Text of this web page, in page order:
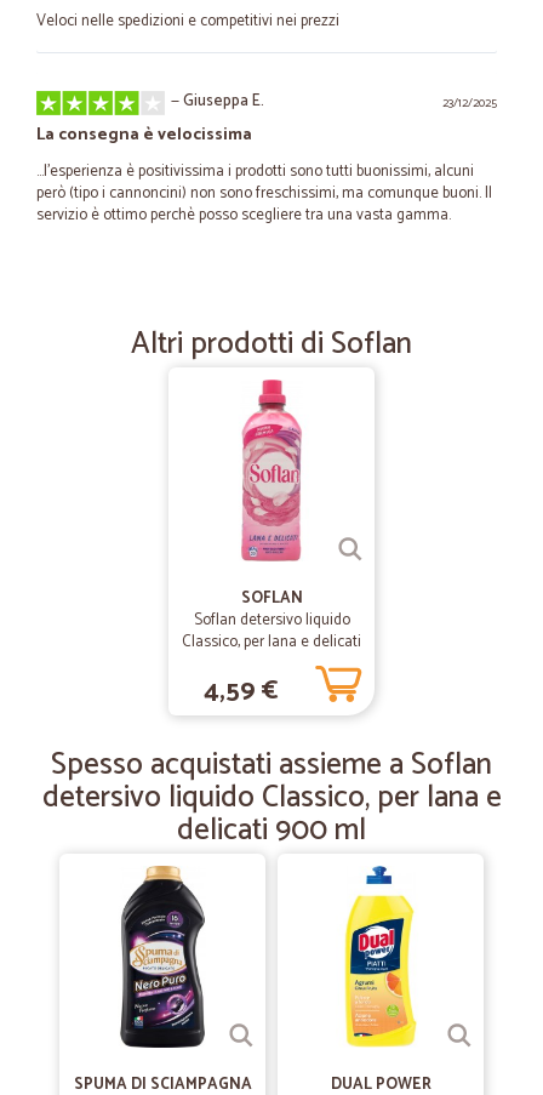
Veloci nelle spedizioni e competitivi nei prezzi
23/12/2025
—Giuseppa E.
La consegna è velocissima
...l'esperienza è positivissima i prodotti sono tutti buonissimi, alcuni
però (tipo i cannoncini) non sono freschissimi, ma comunque buoni. Il
servizio è ottimo perchè posso scegliere tra una vasta gamma.
super veloci e disponibili
Emanuela M.
Sono diversi anni che acquisto da…
Sono diversi anni che acquisto da cicalia e mi trovo benissimo. Prezzi
buoni e ottima disponibilità. Molto veloci nelle spedizioni. Molta
Milena M.
spedizione veloce, ho potuto acquistare un prodotto che nei
—Antonella R.
Ottima esperienza
Celerità e cura nel pacco. Soddisfatta. Per il vino acquistato... Vi farò
—Walter C.
Consegna puntuale e impacchettata…
Consegna puntuale e impacchettata magistralmente. Possono
lavorare meglio sui prezzi rispetto alla grande distribuzione.
Altri prodotti di Soflan
SOFLAN
Soflan detersivo liquido
Classico, per lana e delicati
4,59 €
Spesso acquistati assieme a Soflan
detersivo liquido Classico, per lana e
delicati 900 ml
SPUMA DI SCIAMPAGNA
DUAL POWER